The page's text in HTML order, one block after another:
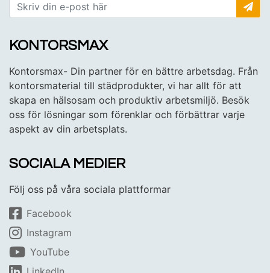
KONTORSMAX
Kontorsmax- Din partner för en bättre arbetsdag. Från
kontorsmaterial till städprodukter, vi har allt för att
skapa en hälsosam och produktiv arbetsmiljö. Besök
oss för lösningar som förenklar och förbättrar varje
aspekt av din arbetsplats.
SOCIALA MEDIER
Följ oss på våra sociala plattformar
Facebook
Instagram
YouTube